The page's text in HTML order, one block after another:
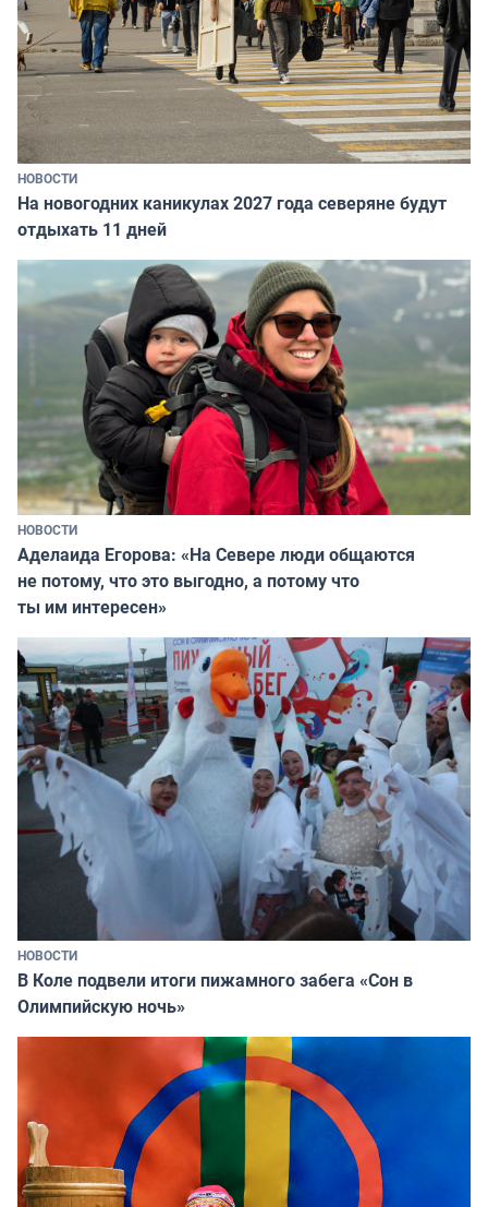
НОВОСТИ
На новогодних каникулах 2027 года северяне будут
отдыхать 11 дней
НОВОСТИ
Аделаида Егорова: «На Севере люди общаются
не потому, что это выгодно, а потому что
ты им интересен»
НОВОСТИ
В Коле подвели итоги пижамного забега «Сон в
Олимпийскую ночь»